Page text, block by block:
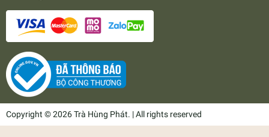
Copyright © 2026 Trà Hùng Phát. | All rights reserved